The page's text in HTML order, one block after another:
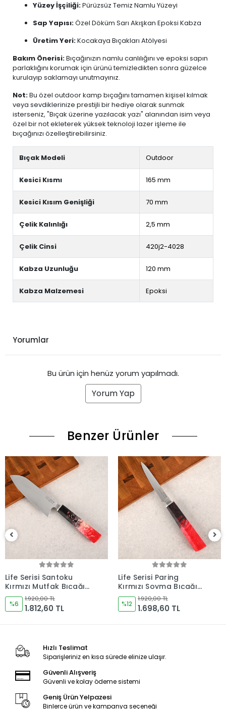
Yüzey İşçiliği:Pürüzsüz Temiz Namlu Yüzeyi
Sap Yapısı:Özel Döküm Sarı Akışkan Epoksi Kabza
Üretim Yeri:Kocakaya Bıçakları Atölyesi
Bakım Önerisi:Bıçağınızın namlu canlılığını ve epoksi sapın
parlaklığını korumak için ürünü temizledikten sonra güzelce
kurulayıp saklamayı unutmayınız.
Not:Bu özel outdoor kamp bıçağını tamamen kişisel kılmak
veya sevdiklerinize prestijli bir hediye olarak sunmak
isterseniz, "Bıçak üzerine yazılacak yazı" alanından isim veya
özel bir not ekleterek yüksek teknoloji lazer işleme ile
bıçağınızı özelleştirebilirsiniz.
Bıçak Modeli Outdoor
Kesici Kısmı 165 mm
Kesici Kısım Genişliği 70 mm
Çelik Kalınlığı 2,5 mm
Çelik Cinsi 420j2-4028
Kabza Uzunluğu 120 mm
Kabza Malzemesi Epoksi
Yorumlar
Bu ürün için henüz yorum yapılmadı.
Yorum Yap
Benzer Ürünler
Life Serisi Paring
Kırmızı Soyma Bıçağı
120mm Namlu -
Kocakaya Bıçakları
%12
1.920,00 TL
1.698,60 TL
Life Serisi Outdoor2
Kırmızı Kamp Bıçağı
165mm Namlu -
Kocakaya Bıçakları
%6
1.920,00 TL
1.812,60 TL
Hızlı Teslimat
Siparişleriniz en kısa sürede elinize ulaşır.
Güvenli Alışveriş
Güvenli ve kolay ödeme sistemi
Geniş Ürün Yelpazesi
Binlerce ürün ve kampanya seçeneği